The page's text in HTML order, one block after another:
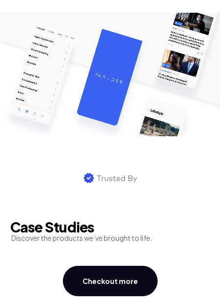
Case Studies
Discover the products we’ve brought to life.
Checkout more